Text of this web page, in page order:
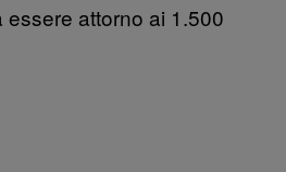
attorno ai 1.500